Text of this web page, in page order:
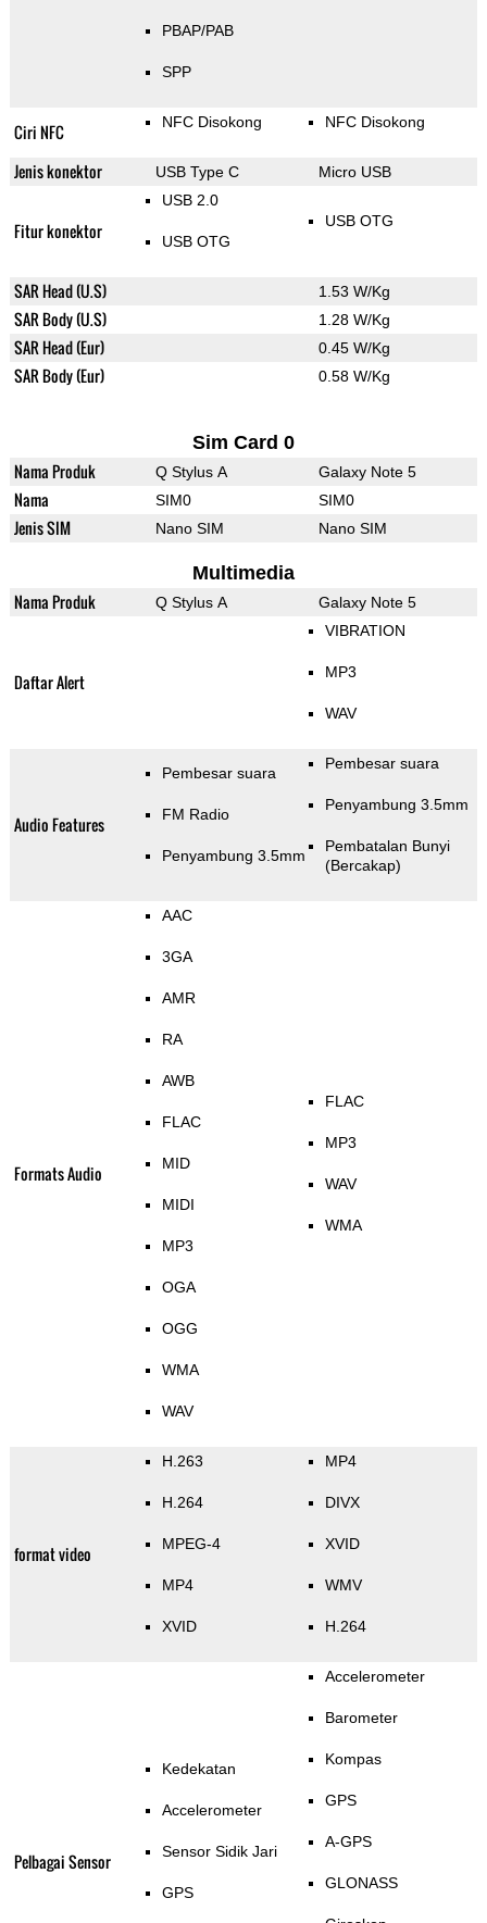
PBAP/PAB
SPP
Ciri NFC NFC Disokong NFC Disokong
Jenis konektor USB Type C Micro USB
Fitur konektor
USB 2.0
USB OTG
USB OTG
SAR Head (U.S) 1.53 W/Kg
SAR Body (U.S) 1.28 W/Kg
SAR Head (Eur) 0.45 W/Kg
SAR Body (Eur) 0.58 W/Kg
Sim Card 0
Nama Produk Q Stylus A Galaxy Note 5
Nama SIM0 SIM0
Jenis SIM Nano SIM Nano SIM
Multimedia
Nama Produk Q Stylus A Galaxy Note 5
Daftar Alert
VIBRATION
MP3
WAV
Audio Features
Pembesar suara
FM Radio
Penyambung 3.5mm
Pembesar suara
Penyambung 3.5mm
Pembatalan Bunyi
(Bercakap)
Formats Audio
AAC
3GA
AMR
RA
AWB
FLAC
MID
MIDI
MP3
OGA
OGG
WMA
WAV
FLAC
MP3
WAV
WMA
format video
H.263
H.264
MPEG-4
MP4
XVID
MP4
DIVX
XVID
WMV
H.264
Pelbagai Sensor
Kedekatan
Accelerometer
Sensor Sidik Jari
GPS
Accelerometer
Barometer
Kompas
GPS
A-GPS
GLONASS